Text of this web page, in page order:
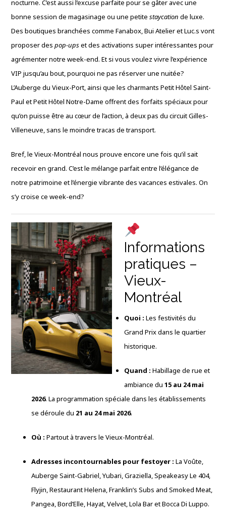
nocturne. C’est aussi l’excuse parfaite pour se gâter avec une
bonne session de magasinage ou une petitestaycation de luxe.
Des boutiques branchées comme Fanabox, Bui Atelier et Luc.s vont
proposer despop-upset des activations super intéressantes pour
agrémenter notre week-end. Et si vous voulez vivre l’expérience
VIP jusqu’au bout, pourquoi ne pas réserver une nuitée?
L’Auberge du Vieux-Port, ainsi que les charmants Petit Hôtel Saint-
Paul et Petit Hôtel Notre-Dame offrent des forfaits spéciaux pour
qu’on puisse être au cœur de l’action, à deux pas du circuit Gilles-
Villeneuve, sans le moindre tracas de transport.
Bref, le Vieux-Montréal nous prouve encore une fois qu’il sait
recevoir en grand. C’est le mélange parfait entre l’élégance de
notre patrimoine et l’énergie vibrante des vacances estivales. On
s’y croise ce week-end?
Informations
pratiques –
Vieux-
Montréal
Quoi : Les festivités du
Grand Prix dans le quartier
historique.
Quand : Habillage de rue et
ambiance du15 au 24 mai
2026. La programmation spéciale dans les établissements
se déroule du 21 au 24 mai 2026.
Où : Partout à travers le Vieux-Montréal.
Adresses incontournables pour festoyer : La Voûte,
Auberge Saint-Gabriel, Yubari, Graziella, Speakeasy Le 404,
Flyjin, Restaurant Helena, Franklin’s Subs and Smoked Meat,
Pangea, Bord’Elle, Hayat, Velvet, Lola Bar et Bocca Di Luppo.